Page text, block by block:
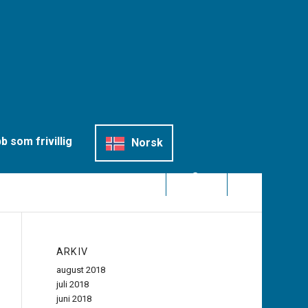
som frivillig Norsk
ARKIV
august 2018
juli 2018
juni 2018